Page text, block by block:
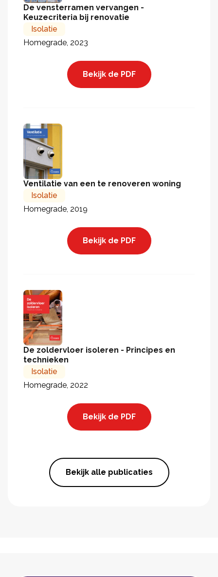
De vensterramen vervangen -
Keuzecriteria bij renovatie
Isolatie
Homegrade, 2023
Bekijk de PDF
Ventilatie van een te renoveren woning
Isolatie
Homegrade, 2019
Bekijk de PDF
De zoldervloer isoleren - Principes en
technieken
Isolatie
Homegrade, 2022
Bekijk de PDF
Bekijk alle publicaties